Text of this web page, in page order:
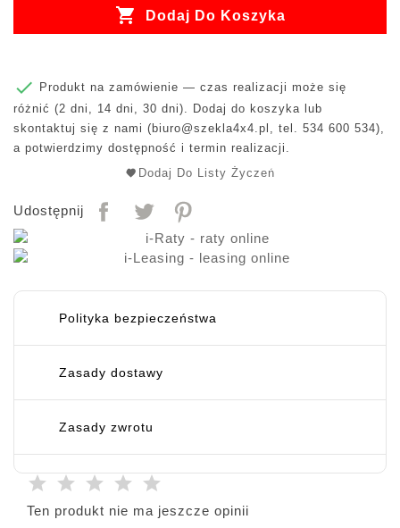
 Dodaj Do Koszyka

Produkt na zamówienie — czas realizacji może się
różnić (2 dni, 14 dni, 30 dni). Dodaj do koszyka lub
skontaktuj się z nami ( biuro@szekla4x4.pl , tel. 534 600 534),
a potwierdzimy dostępność i termin realizacji.
Dodaj Do Listy Życzeń
Udostępnij
Polityka bezpieczeństwa
Zasady dostawy
Zasady zwrotu
Ten produkt nie ma jeszcze opinii